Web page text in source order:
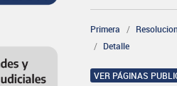
Primera
Detalle
VER PÁGINAS